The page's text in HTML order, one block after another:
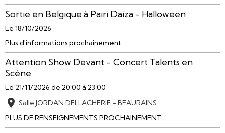
Sortie en Belgique à Pairi Daiza - Halloween
Le 18/10/2026
Plus d'informations prochainement
Attention Show Devant - Concert Talents en
Scène
Le 21/11/2026 de 20:00 à 23:00
Salle JORDAN DELLACHERIE - BEAURAINS
PLUS DE RENSEIGNEMENTS PROCHAINEMENT